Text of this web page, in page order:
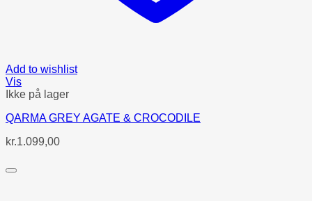
Add to wishlist
Vis
Ikke på lager
QARMA GREY AGATE & CROCODILE
kr.1.099,00